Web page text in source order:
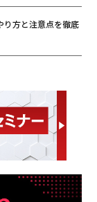
り方と注意点を徹底